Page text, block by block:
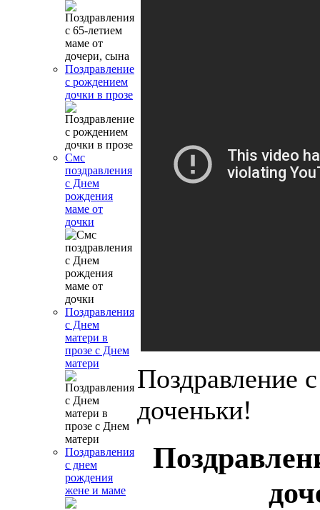
Поздравление
с рождением
дочки в прозе
Смс
поздравления
с Днем
рождения
маме от
дочки
Поздравления
с Днем
матери в
прозе с Днем
матери
Поздравления
с днем
рождения
жене и маме
Поздравление
доченьки!